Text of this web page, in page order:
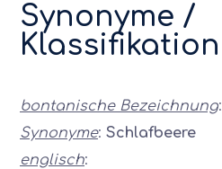
Synonyme /
Klassifikation
bontanische Bezeichnung:
Synonyme: Schlafbeere
englisch: